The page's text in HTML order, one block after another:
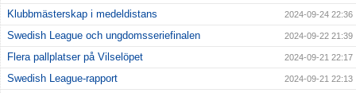
Klubbmästerskap i medeldistans 2024-09-24 22:36
Swedish League och ungdomsseriefinalen 2024-09-22 21:39
Flera pallplatser på Vilselöpet 2024-09-21 22:17
Swedish League-rapport 2024-09-21 22:13